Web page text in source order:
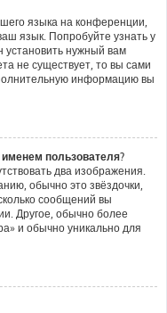
языка на конференции,
язык. Попробуйте узнать у
нужный вам
не существует, то вы сами
информацию вы
пользователя?
два изображения.
обычно это звёздочки,
сообщений вы
Другое, обычно более
и обычно уникально для